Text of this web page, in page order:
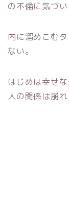
の不倫に気づい
内に溜めこむ
ない。
はじめは幸せ
人の関係は崩れ